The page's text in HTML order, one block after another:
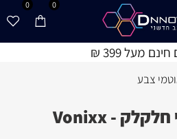
מעל 399 ₪
0 0
צבע
אוטם צבע קרמי חלקלק - Vonixx